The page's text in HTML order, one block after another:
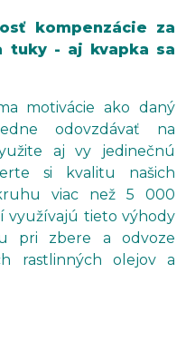
kompenzácie za
tuky - aj kvapka sa
motivácie ako daný
odovzdávať na
aj vy jedinečnú
si kvalitu našich
viac než 5 000
využívajú tieto výhody
pri zbere a odvoze
rastlinných olejov a